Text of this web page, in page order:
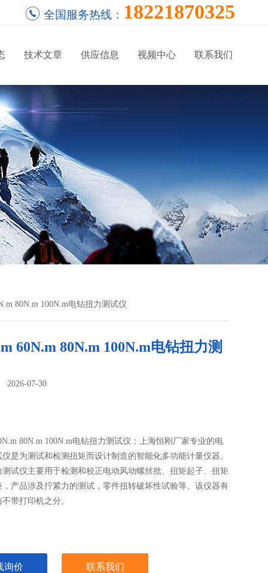
全国服务热线： 18221870325
技术文章 供应信息 视频中心 联系我们
80N.m 100N.m电钻扭力测试仪
60N.m 80N.m 100N.m电钻扭力测
2026-07-30
80N.m 100N.m电钻扭力测试仪：上海恒刚厂家专业的电
是为测试和检测扭矩而设计制造的智能化多功能计量仪器。
测试仪主要用于检测和校正电动风动螺丝批、扭矩起子、扭矩
，产品涉及拧紧力的测试，零件扭转破坏性试验等。该仪器有
带打印机之分。
询价 联系我们